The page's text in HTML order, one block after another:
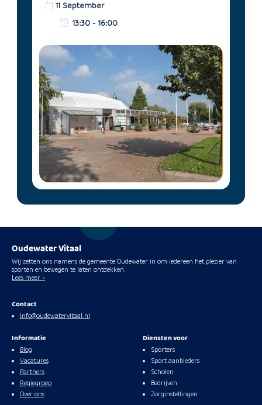
11 September
13:30 - 16:00
Oudewater Vitaal
Wij zetten ons namens de gemeente Oudewater in om iedereen het plezier van
sporten en bewegen te laten ontdekken.
Lees meer »
Contact
info@oudewatervitaal.nl
Informatie
Blog
Vacatures
Partners
Regiegroep
Over ons
Diensten voor
Sporters
Sport aanbieders
Scholen
Bedrijven
Zorginstellingen